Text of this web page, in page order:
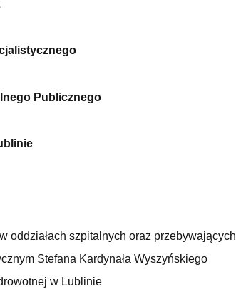
Publicznego
szpitalnych oraz przebywających
Stefana Kardynała Wyszyńskiego
w Lublinie